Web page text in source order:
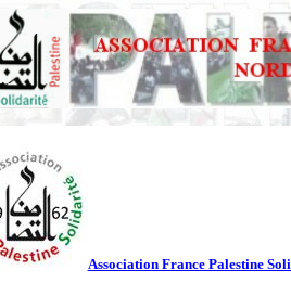
Association France Palestine